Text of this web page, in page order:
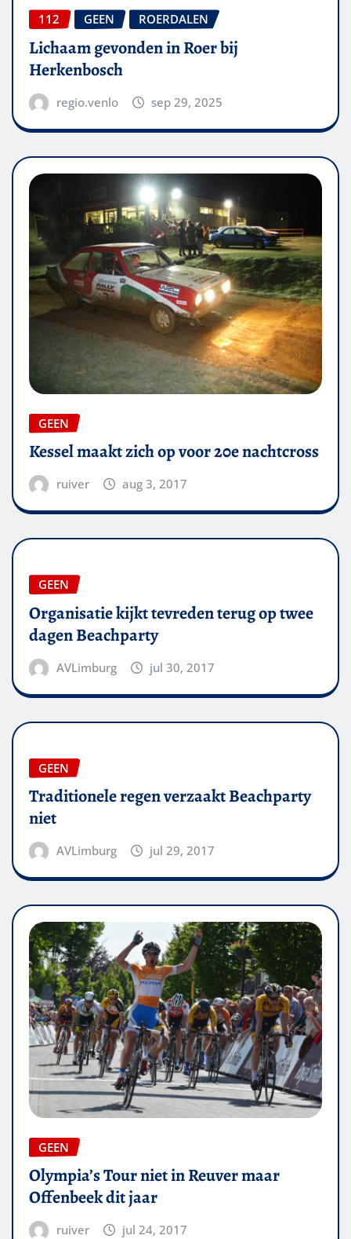
112 GEEN ROERDALEN
Lichaam gevonden in Roer bij
Herkenbosch
regio.venlo sep 29, 2025
GEEN
Kessel maakt zich op voor 20e nachtcross
ruiver aug 3, 2017
GEEN
Organisatie kijkt tevreden terug op twee
dagen Beachparty
AVLimburg jul 30, 2017
GEEN
Traditionele regen verzaakt Beachparty
niet
AVLimburg jul 29, 2017
GEEN
Olympia’s Tour niet in Reuver maar
Offenbeek dit jaar
ruiver jul 24, 2017